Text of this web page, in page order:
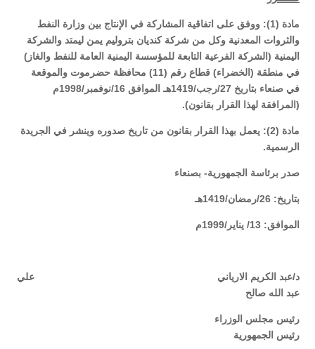
مادة (1): ووفق على اتفاقية المشاركة في الإنتاج بين وزارة النفط
والثروات المعدنية وكل من شركة كنديان بتروليم يمن ليمتد والشركة
اليمنية (الشركة الفرعية التابعة للمؤسسة اليمنية العامة للنفط والغاز)
في منطقة (الخضراء) قطاع رقم (11) محافظة حضرموت والموقعة
في صنعاء بتاريخ 27/رجب/1419هـ الموافق 16/نوفمبر/1998م
(المرافقة لهذا القرار بقانون).
مادة (2): يعمل بهذا القرار بقانون من تاريخ صدوره وينشر في الجريدة
الرسمية.
صدر برئاسة الجمهورية- بصنعاء
بتاريخ: 26/رمضان/1419هـ
الموافق: 13/ يناير/1999م
د/عبد الكريم الارياني علي
عبد الله صالح
رئيس مجلس الوزراء
رئيس الجمهورية